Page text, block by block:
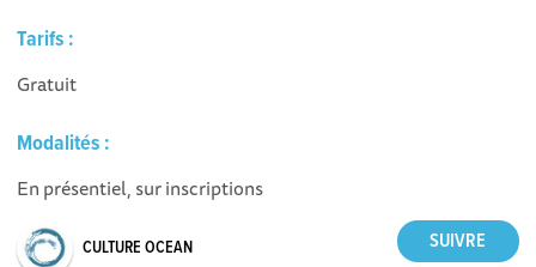
Tarifs :
Gratuit
Modalités :
En présentiel, sur inscriptions
CULTURE OCEAN